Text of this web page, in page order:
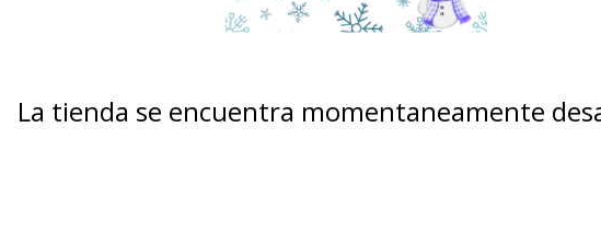
La tienda se encuentra momentaneamente